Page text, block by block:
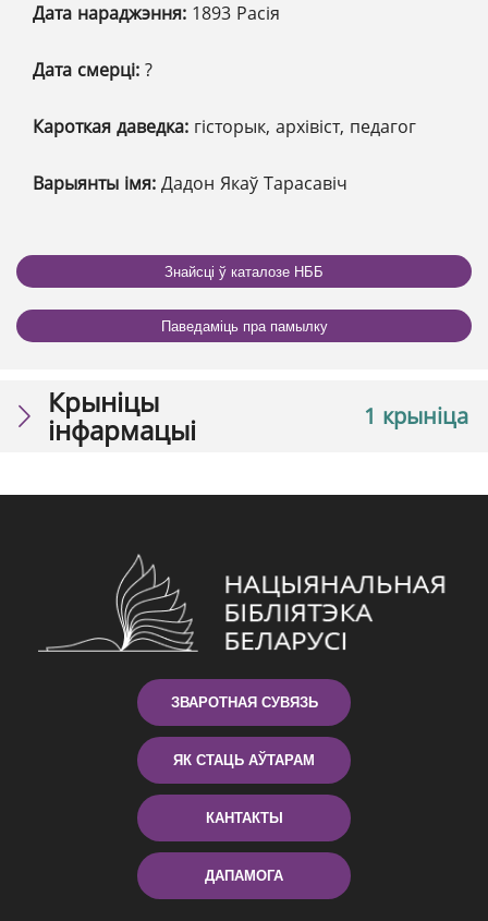
Дата нараджэння: 1893 Расія
Дата смерці: ?
Кароткая даведка: гісторык, архівіст, педагог
Варыянты імя: Дадон Якаў Тарасавіч
Знайсці ў каталозе НББ
Паведаміць пра памылку
1 крыніца
Крыніцы
інфармацыі
ЗВАРОТНАЯ СУВЯЗЬ
ЯК СТАЦЬ АЎТАРАМ
КАНТАКТЫ
ДАПАМОГА